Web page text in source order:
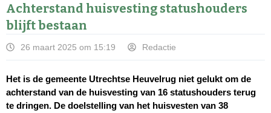
Achterstand huisvesting statushouders
blijft bestaan
26 maart 2025 om 15:19 Redactie
Het is de gemeente Utrechtse Heuvelrug niet gelukt om de
achterstand van de huisvesting van 16 statushouders terug
te dringen. De doelstelling van het huisvesten van 38